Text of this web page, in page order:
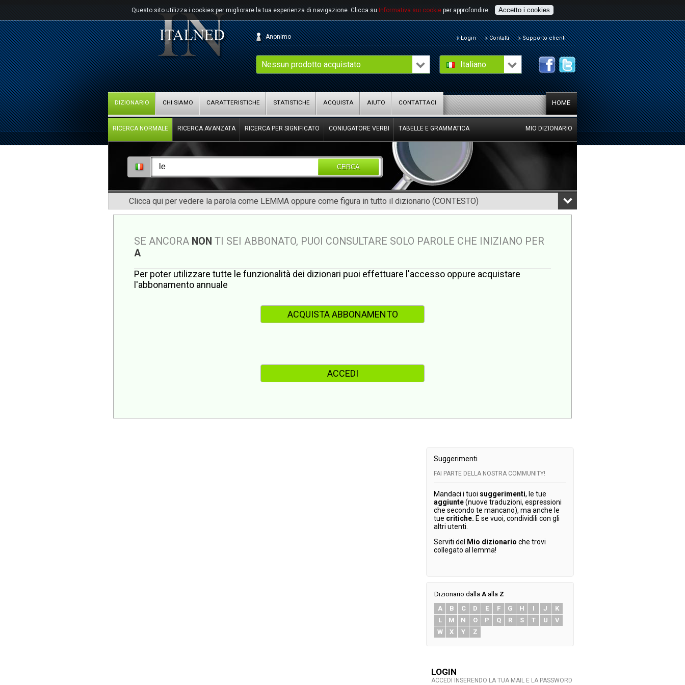
Questo sito utilizza i cookies per migliorare la tua esperienza di navigazione. Clicca su Informativa sui cookie per approfondire Accetto i cookies
Italiano
Nessun prodotto acquistato
Anonimo Login Contatti Supporto clienti
HOME
DIZIONARIO CHI SIAMO CARATTERISTICHE STATISTICHE ACQUISTA AIUTO CONTATTACI
RICERCA NORMALE RICERCA AVANZATA RICERCA PER SIGNIFICATO CONIUGATORE VERBI TABELLE E GRAMMATICA MIO DIZIONARIO
CERCA
Clicca qui per vedere la parola come LEMMA oppure come figura in tutto il dizionario (CONTESTO)
SE ANCORA NON TI SEI ABBONATO, PUOI CONSULTARE SOLO PAROLE CHE INIZIANO PER
A
Per poter utilizzare tutte le funzionalità dei dizionari puoi effettuare l'accesso oppure acquistare
l'abbonamento annuale
ACQUISTA ABBONAMENTO
ACCEDI
Suggerimenti
FAI PARTE DELLA NOSTRA COMMUNITY!
Mandaci i tuoi suggerimenti, le tue
aggiunte(nuove traduzioni, espressioni
che secondo te mancano), ma anche le
tue critiche. E se vuoi, condividili con gli
altri utenti.
Serviti del
Mio dizionario che trovi
collegato al lemma!
Dizionario dalla A alla Z
A
B C D E F G H I J
K
L
M N O P Q R S T U
V
W
X Y Z
LOGIN
ACCEDI INSERENDO LA TUA MAIL E LA PASSWORD